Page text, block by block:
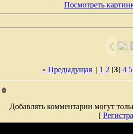
Посмотреть
« Предыдущая| 1 2 [3] 4 5
0
Добавлять комментарии могут
[